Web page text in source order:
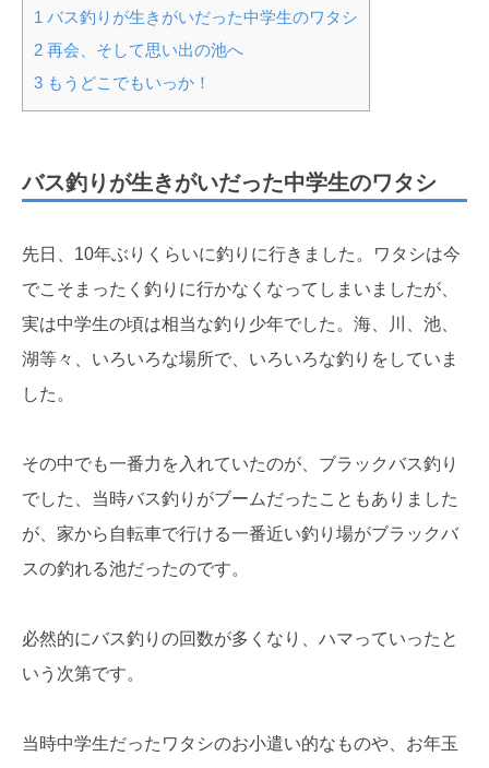
1 バス釣りが生きがいだった中学生のワタシ
2 再会、そして思い出の池へ
3 もうどこでもいっか！
バス釣りが生きがいだった中学生のワタシ
先日、10年ぶりくらいに釣りに行きました。ワタシは今
でこそまったく釣りに行かなくなってしまいましたが、
実は中学生の頃は相当な釣り少年でした。海、川、池、
湖等々、いろいろな場所で、いろいろな釣りをしていま
した。
その中でも一番力を入れていたのが、ブラックバス釣り
でした、当時バス釣りがブームだったこともありました
が、家から自転車で行ける一番近い釣り場がブラックバ
スの釣れる池だったのです。
必然的にバス釣りの回数が多くなり、ハマっていったと
いう次第です。
当時中学生だったワタシのお小遣い的なものや、お年玉